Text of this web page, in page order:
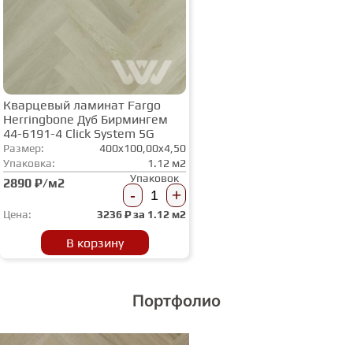
Кварцевый ламинат Fargo
Herringbone Дуб Бирмингем
44-6191-4 Click System 5G
Размер:
400x100,00x4,50
Упаковка:
1.12 м2
2890 ₽/м2 Упаковок
- +
Цена: 3236₽ за 1.12 м2
В корзину
Портфолио